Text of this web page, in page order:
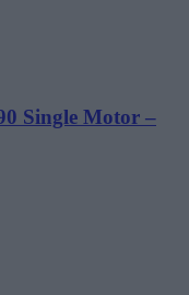
Single Motor –